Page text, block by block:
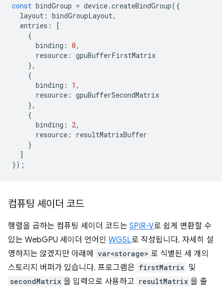
const bindGroup = device.createBindGroup({
layout : bindGroupLayout,
entries :
[
{
binding : 0,
resource : gpuBufferFirstMatrix
},
{
binding : 1 ,
resource : gpuBufferSecondMatrix
},
{
binding : 2,
resource :
resultMatrixBuffer
}
]
});
컴퓨팅 셰이더 코드
행렬을 곱하는 컴퓨팅 셰이더 코드는 SPIR-V로 쉽게 변환할 수
있는 WebGPU 셰이더 언어인 WGSL로 작성됩니다. 자세히 설
명하지는 않겠지만 아래에
var<storage> 로 식별된 세 개의
스토리지 버퍼가 있습니다. 프로그램은 firstMatrix 및
secondMatrix 을 입력으로 사용하고 resultMatrix 을 출